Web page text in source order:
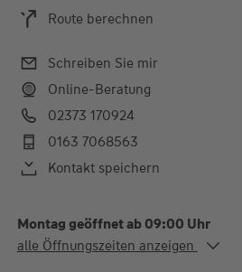
Route berechnen
Schreiben Sie mir
Online-Beratung
02373 170924
0163 7068563
Kontakt speichern
Montag geöffnet ab 09:00 Uhr
Alle Öffnungszeiten
alle Öffnungszeiten anzeigen